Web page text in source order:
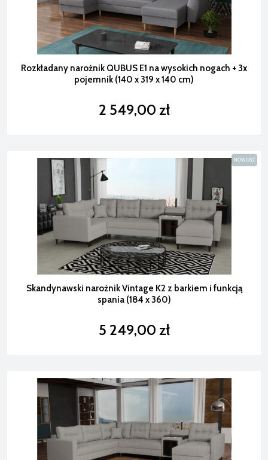
Rozkładany narożnik QUBUS E1 na wysokich nogach + 3x
pojemnik (140 x 319 x 140 cm)
2 549,00 zł
Skandynawski narożnik Vintage K2 z barkiem i funkcją
spania (184 x 360)
5 249,00 zł
NOWOŚĆ